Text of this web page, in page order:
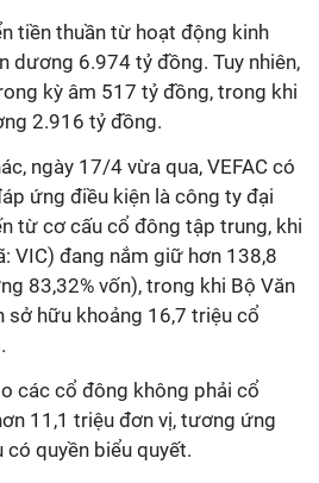
tiền thuần từ hoạt động kinh
dương 6.974 tỷ đồng. Tuy nhiên,
kỳ âm 517 tỷ đồng, trong khi
2.916 tỷ đồng.
ngày 17/4 vừa qua, VEFAC có
ứng điều kiện là công ty đại
từ cơ cấu cổ đông tập trung, khi
VIC) đang nắm giữ hơn 138,8
83,32% vốn), trong khi Bộ Văn
sở hữu khoảng 16,7 triệu cổ
các cổ đông không phải cổ
11,1 triệu đơn vị, tương ứng
có quyền biểu quyết.